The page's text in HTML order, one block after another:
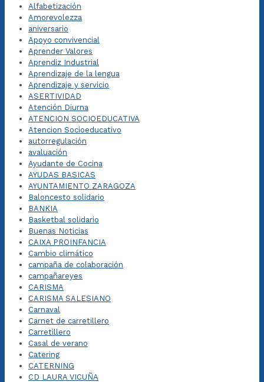
Alfabetización
Amorevolezza
aniversario
Apoyo convivencial
Aprender Valores
Aprendiz Industrial
Aprendizaje de la lengua
Aprendizaje y servicio
ASERTIVIDAD
Atención Diurna
ATENCION SOCIOEDUCATIVA
Atencion Socioeducativo
autorregulación
avaluación
Ayudante de Cocina
AYUDAS BASICAS
AYUNTAMIENTO ZARAGOZA
Baloncesto solidario
BANKIA
Basketbal solidario
Buenas Noticias
CAIXA PROINFANCIA
Cambio climático
campaña de colaboración
campañareyes
CARISMA
CARISMA SALESIANO
Carnaval
Carnet de carretillero
Carretillero
Casal de verano
Catering
CATERNING
CD LAURA VICUÑA